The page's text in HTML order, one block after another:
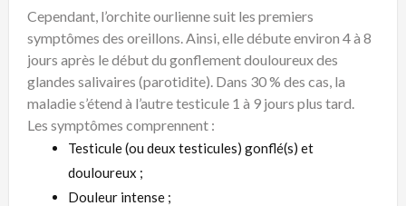
Cependant, l’orchite ourlienne suit les premiers
symptômes des oreillons. Ainsi, elle débute environ 4 à 8
jours après le début du gonflement douloureux des
glandes salivaires (parotidite). Dans 30 % des cas, la
maladie s’étend à l’autre testicule 1 à 9 jours plus tard.
Les symptômes comprennent :
Testicule (ou deux testicules) gonflé(s) et
douloureux ;
Douleur intense ;